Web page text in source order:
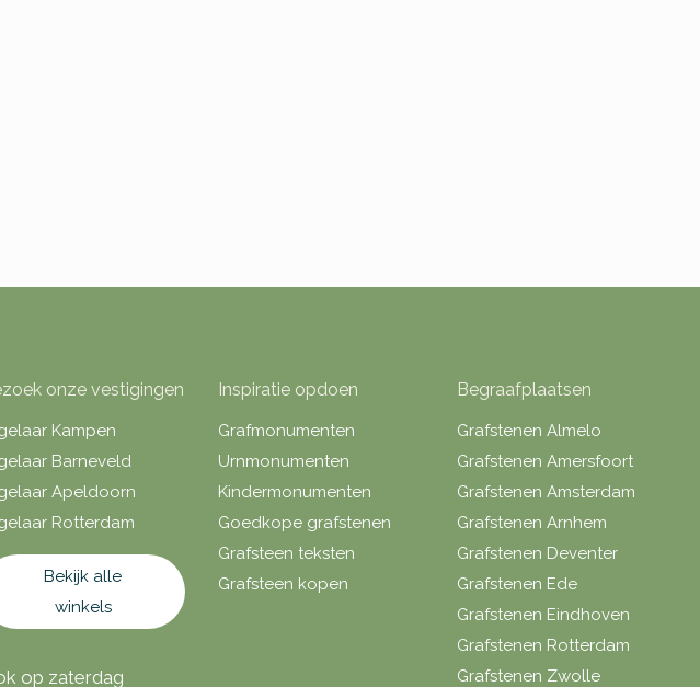
onze vestigingen
Kampen
Barneveld
Apeldoorn
Rotterdam
Bekijk alle
winkels
op zaterdag
Inspiratie opdoen
Grafmonumenten
Urnmonumenten
Kindermonumenten
Goedkope grafstenen
Grafsteen teksten
Grafsteen kopen
Begraafplaatsen
Grafstenen Almelo
Grafstenen Amersfoort
Grafstenen Amsterdam
Grafstenen Arnhem
Grafstenen Deventer
Grafstenen Ede
Grafstenen Eindhoven
Grafstenen Rotterdam
Grafstenen Zwolle